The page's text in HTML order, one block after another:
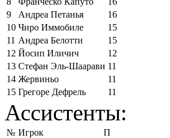
9
Андреа Петанья
16
10 Чиро Иммобиле
15
11 Андреа Белотти
15
12 Йосип Иличич
12
13 Стефан Эль-Шаарави 11
14 Жервиньо
11
15 Грегоре Дефрель 11
Ассистенты:
№ Игрок
П